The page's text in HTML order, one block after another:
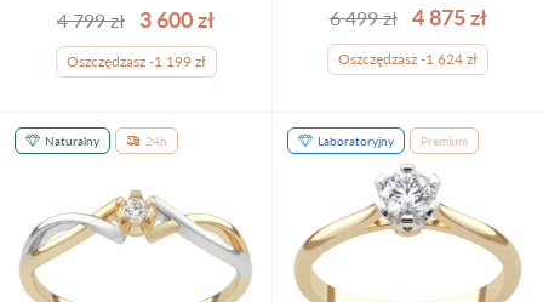
4 799 zł 3 600 zł
Oszczędzasz -1 199 zł
6 499 zł 4 875 zł
Oszczędzasz -1 624 zł
Naturalny 24h Laboratoryjny Premium